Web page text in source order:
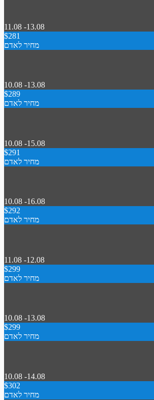
11.08 -13.08
$281
מחיר לאדם
10.08 -13.08
$289
מחיר לאדם
10.08 -15.08
$291
מחיר לאדם
10.08 -16.08
$292
מחיר לאדם
11.08 -12.08
$299
מחיר לאדם
10.08 -13.08
$299
מחיר לאדם
10.08 -14.08
$302
מחיר לאדם